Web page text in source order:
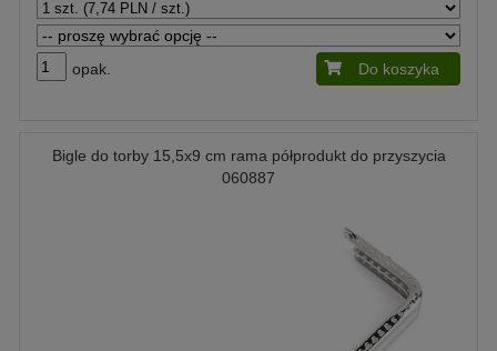
opak. Do koszyka
Bigle do torby 15,5x9 cm rama półprodukt do przyszycia
060887